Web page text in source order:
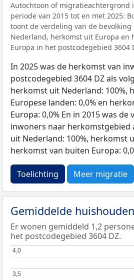
Autochtoon of migratieachtergrond
periode van 2015 tot en met 2025:
toont de verdeling van de
Nederland, herkomst uit Europa en
Europa in het postcodegebied 3604
In 2025 was de herkomst van
postcodegebied 3604 DZ als
herkomst uit Nederland: 100%,
Europese landen: 0,0% en
Europa: 0,0% En in 2015 was de
inwoners naar herkomstgebied
uit Nederland: 100%, herkomst
herkomst van buiten Europa:
Toelichting Meer migratie
Gemiddelde
Er wonen gemiddeld 1,2
het postcodegebied 3604 DZ.
3,5
3,5
4,0
4,0